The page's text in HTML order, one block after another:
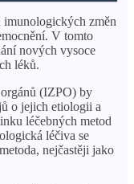
imunologických změn
V tomto
nových vysoce
léků.
(IZPO) by
o jejich etiologii a
léčebných metod
léčiva se
nejčastěji jako